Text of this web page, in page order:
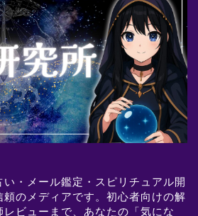
・メール鑑定・スピリチュアル開
のメディアです。初心者向けの解
ビューまで、あなたの「気にな